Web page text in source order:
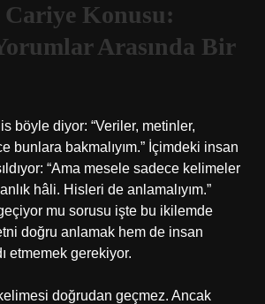
Konusu:
Arasında Bir
böyle diyor: “Veriler, metinler,
bunlara bakmalıyım.” İçimdeki insan
“Ama mesele sadece kelimeler
hâli. Hisleri de anlamalıyım.”
mu sorusu işte bu ikilemde
doğru anlamak hem de insan
etmemek gerekiyor.
doğrudan geçmez. Ancak